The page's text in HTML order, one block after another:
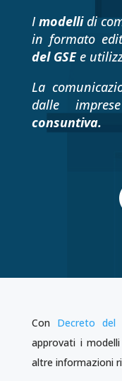
I modellidi
in formato
del GSEe
La
dalle
consuntiva.
Con Decreto del
approvati i
altre informazioni